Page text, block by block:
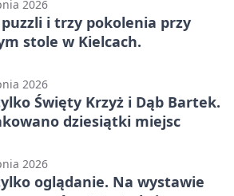
2026
puzzli i trzy pokolenia przy
stole w Kielcach.
2026
Święty Krzyż i Dąb Bartek.
dziesiątki miejsc
2026
oglądanie. Na wystawie